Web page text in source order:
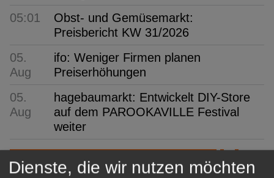
05:01
Obst- und Gemüsemarkt:
Preisbericht KW 31/2026
05.
Aug
ifo: Weniger Firmen planen
Preiserhöhungen
05.
Aug
hagebaumarkt: Entwickelt DIY-Store
auf dem PAROOKAVILLE Festival
weiter
GABOT Top-Jobs
Dienste, die wir nutzen möchten